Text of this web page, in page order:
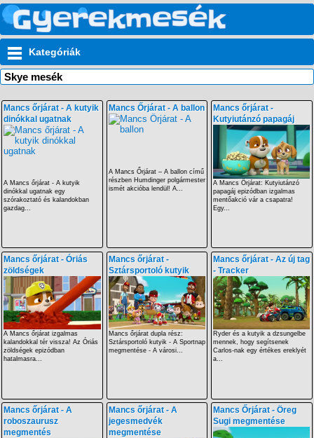
Kategóriák
Skye mesék
Mancs őrjárat - A kutyik
dinókkal ugatnak
A Mancs őrjárat - A kutyik
dinókkal ugatnak egy
szórakoztató és kalandokban
gazdag...
Mancs Őrjárat - A ballon
A Mancs Őrjárat – A ballon című
részben Humdinger polgármester
ismét akcióba lendül! A...
Mancs őrjárat -
Kutyiutánzó papagáj
A Mancs Őrjárat: Kutyiutánzó
papagáj epizódban izgalmas
mentőakció vár a csapatra!
Egy...
Mancs őrjárat - Óriás
zöldségek
A Mancs őrjárat izgalmas
kalandokkal tér vissza! Az Óriás
zöldségek epizódban
hatalmasra...
Mancs őrjárat -
Sztársportoló kutyik
Mancs őrjárat dupla rész:
Sztársportoló kutyik - A Sportnap
megmentése - A városi...
Mancs őrjárat - Az új tag
- Tracker
Ryder és a kutyik a dzsungelbe
mennek, hogy segítsenek
Carlos-nak egy értékes ereklyét
a...
Mancs őrjárat - A
roboszaurusz
megmentés
Mancs őrjárat - A
jegesmedvék
megmentése
Mancs Őrjárat - Öreg
Sugi megmentése